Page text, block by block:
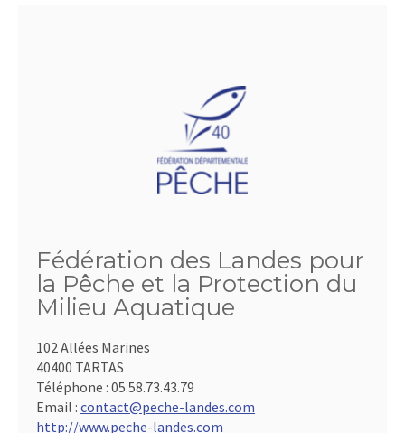
Fédération des Landes pour
la Pêche et la Protection du
Milieu Aquatique
102 Allées Marines
40400 TARTAS
Téléphone : 05.58.73.43.79
Email : contact@peche-landes.com
http://www.peche-landes.com